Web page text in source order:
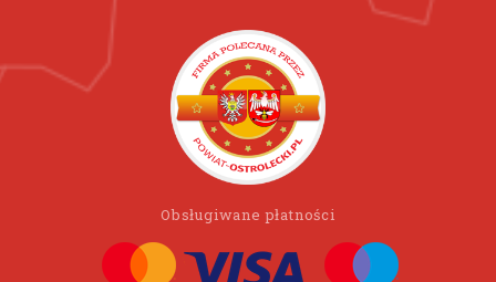
Obsługiwane płatności